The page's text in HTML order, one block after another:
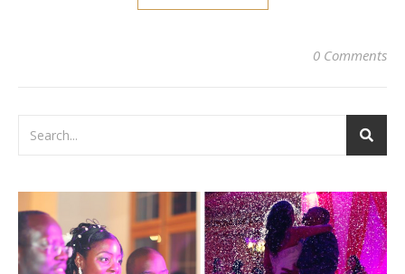
0 Comments